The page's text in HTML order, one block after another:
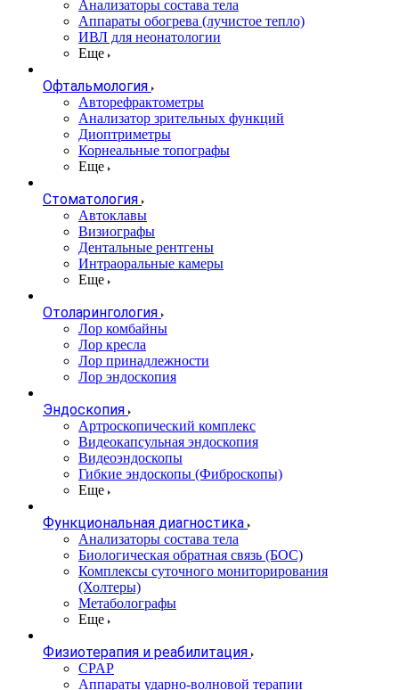
Анализаторы состава тела
Аппараты обогрева (лучистое тепло)
ИВЛ для неонатологии
Еще
Офтальмология
Авторефрактометры
Анализатор зрительных функций
Диоптриметры
Корнеальные топографы
Еще
Стоматология
Автоклавы
Визиографы
Дентальные рентгены
Интраоральные камеры
Еще
Отоларингология
Лор комбайны
Лор кресла
Лор принадлежности
Лор эндоскопия
Эндоскопия
Артроскопический комплекс
Видеокапсульная эндоскопия
Видеоэндоскопы
Гибкие эндоскопы (Фиброcкопы)
Еще
Функциональная диагностика
Анализаторы состава тела
Биологическая обратная связь (БОС)
Комплексы суточного мониторирования
(Холтеры)
Метаболографы
Еще
Физиотерапия и реабилитация
CPAP
Аппараты ударно-волновой терапии